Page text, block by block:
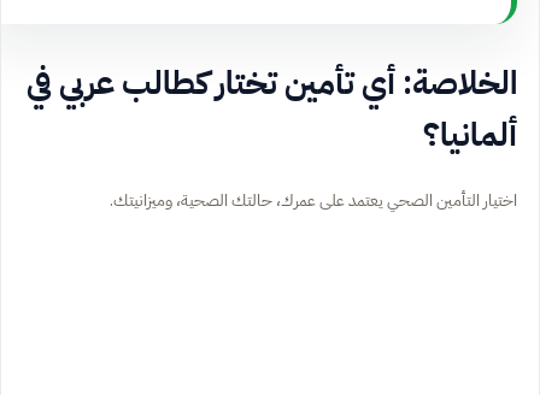
الخلاصة: أي تأمين تختار كطالب عربي في
ألمانيا؟
اختيار التأمين الصحي يعتمد على عمرك، حالتك الصحية، وميزانيتك.